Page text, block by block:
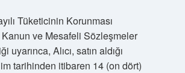
Tüketicinin Korunması
Kanun ve Mesafeli Sözleşmeler
uyarınca, Alıcı, satın aldığı
tarihinden itibaren 14 (on dört)